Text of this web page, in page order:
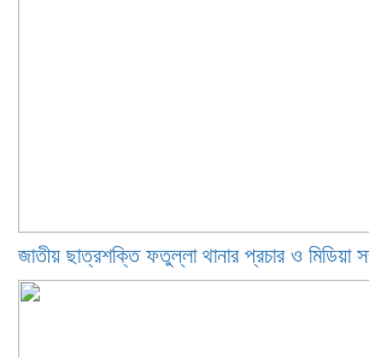
জাতীয় ছাত্রশক্তি ফতুল্লা থানার প্রচার ও মিডিয়া